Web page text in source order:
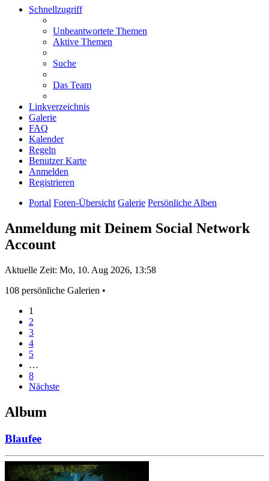
Schnellzugriff
Unbeantwortete Themen
Aktive Themen
Suche
Das Team
Linkverzeichnis
Galerie
FAQ
Kalender
Regeln
Benutzer Karte
Anmelden
Registrieren
Portal Foren-Übersicht Galerie Persönliche Alben
Anmeldung mit Deinem Social Network
Account
Aktuelle Zeit: Mo, 10. Aug 2026, 13:58
108 persönliche Galerien •
1
2
3
4
5
…
8
Nächste
Album
Blaufee